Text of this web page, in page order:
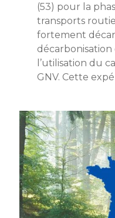
(53) pour la
transports
fortement
décarbonisation
l’utilisation du
GNV. Cette